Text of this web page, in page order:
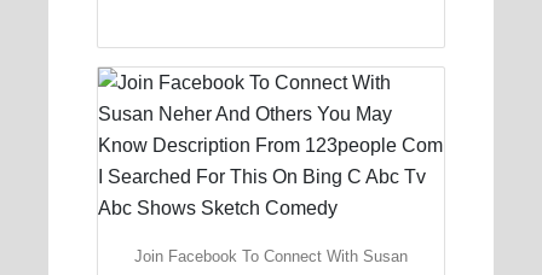
Join Facebook To Connect With Susan